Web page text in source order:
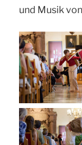
und Musik